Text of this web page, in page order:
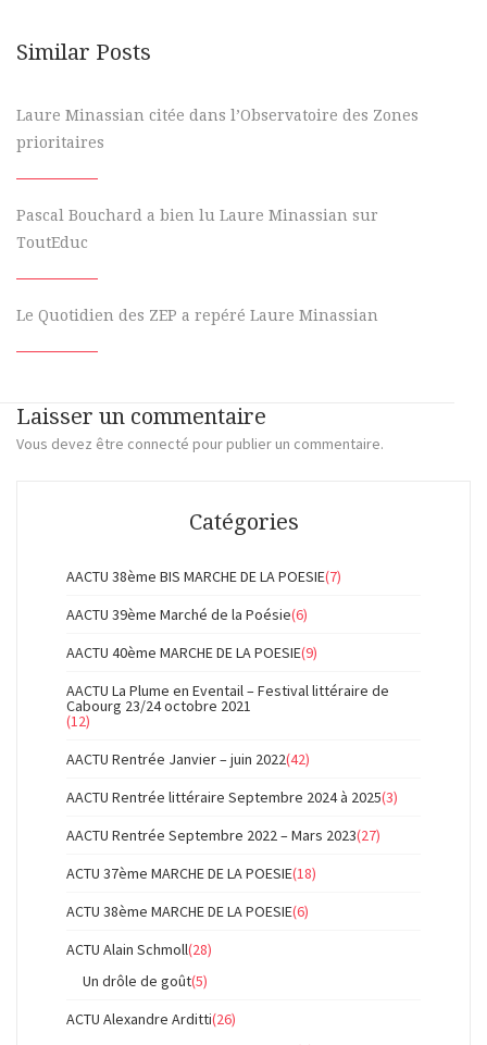
Similar Posts
Laure Minassian citée dans l’Observatoire des Zones
prioritaires
Pascal Bouchard a bien lu Laure Minassian sur
ToutEduc
Le Quotidien des ZEP a repéré Laure Minassian
Laisser un commentaire
Vous devez être connecté pour publier un commentaire.
Catégories
AACTU 38ème BIS MARCHE DE LA POESIE(7)
AACTU 39ème Marché de la Poésie(6)
AACTU 40ème MARCHE DE LA POESIE(9)
AACTU La Plume en Eventail – Festival littéraire de
Cabourg 23/24 octobre 2021
(12)
AACTU Rentrée Janvier – juin 2022(42)
AACTU Rentrée littéraire Septembre 2024 à 2025(3)
AACTU Rentrée Septembre 2022 – Mars 2023(27)
ACTU 37ème MARCHE DE LA POESIE(18)
ACTU 38ème MARCHE DE LA POESIE(6)
ACTU Alain Schmoll(28)
Un drôle de goût(5)
ACTU Alexandre Arditti(26)